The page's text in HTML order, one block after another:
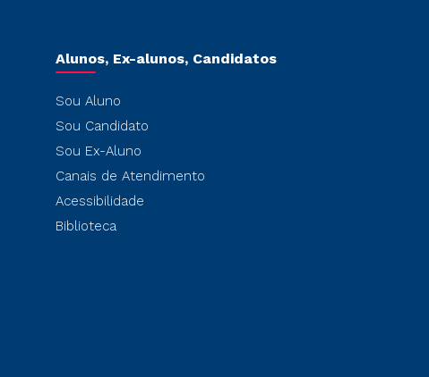
Alunos, Ex-alunos, Candidatos
Sou Aluno
Sou Candidato
Sou Ex-Aluno
Canais de Atendimento
Acessibilidade
Biblioteca